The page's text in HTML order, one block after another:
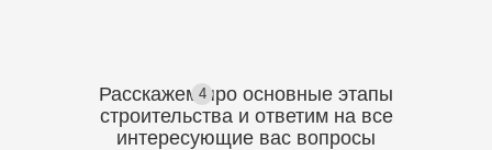
4
Расскажем про основные этапы
строительства и ответим на все
интересующие вас вопросы